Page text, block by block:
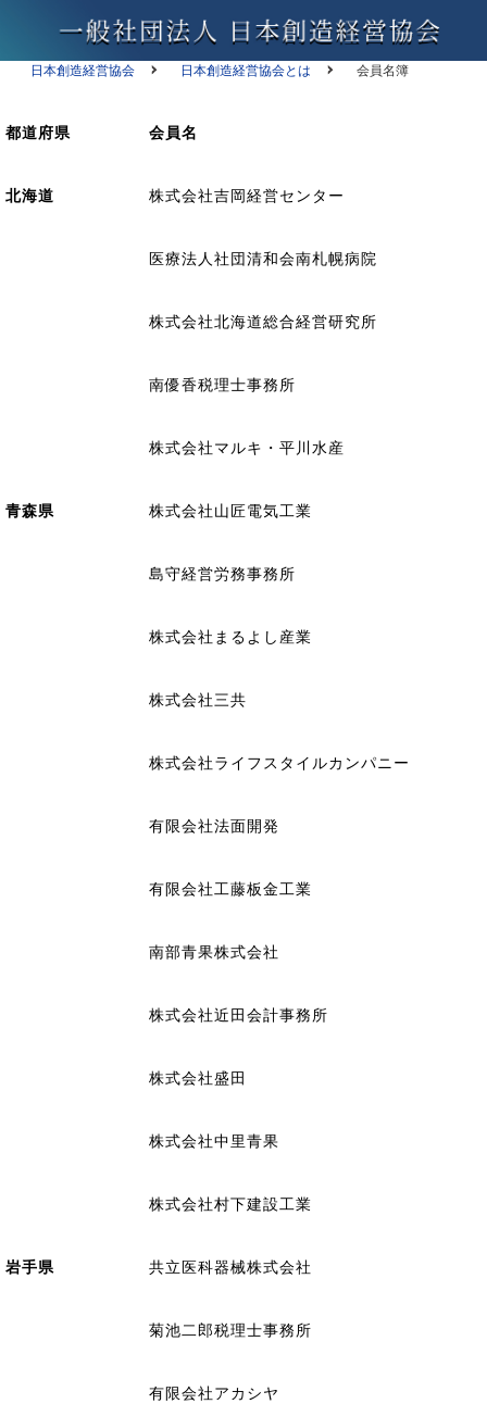
日本創造経営協会 日本創造経営協会とは 会員名簿
都道府県 会員名
北海道 株式会社吉岡経営センター
医療法人社団清和会南札幌病院
株式会社北海道総合経営研究所
南優香税理士事務所
株式会社マルキ・平川水産
青森県 株式会社山匠電気工業
島守経営労務事務所
株式会社まるよし産業
株式会社三共
株式会社ライフスタイルカンパニー
有限会社法面開発
有限会社工藤板金工業
南部青果株式会社
株式会社近田会計事務所
株式会社盛田
株式会社中里青果
株式会社村下建設工業
岩手県 共立医科器械株式会社
菊池二郎税理士事務所
有限会社アカシヤ